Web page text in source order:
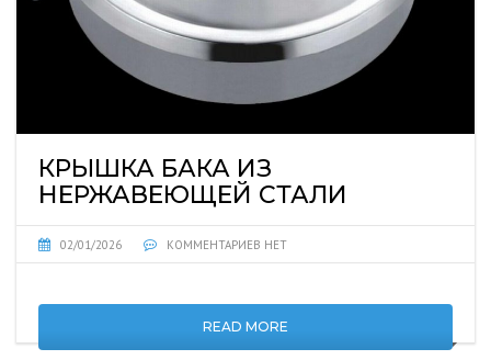
КРЫШКА БАКА ИЗ
НЕРЖАВЕЮЩЕЙ СТАЛИ
02/01/2026 КОММЕНТАРИЕВ НЕТ
READ MORE